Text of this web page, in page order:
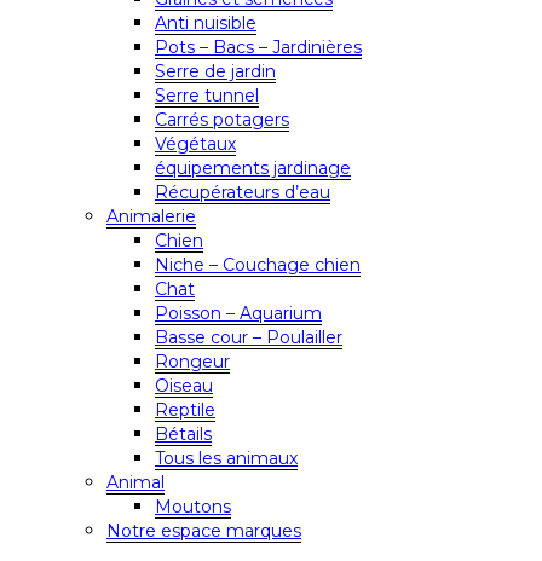
Anti nuisible
Pots – Bacs – Jardinières
Serre de jardin
Serre tunnel
Carrés potagers
Végétaux
équipements jardinage
Récupérateurs d’eau
Animalerie
Chien
Niche – Couchage chien
Chat
Poisson – Aquarium
Basse cour – Poulailler
Rongeur
Oiseau
Reptile
Bétails
Tous les animaux
Animal
Moutons
Notre espace marques